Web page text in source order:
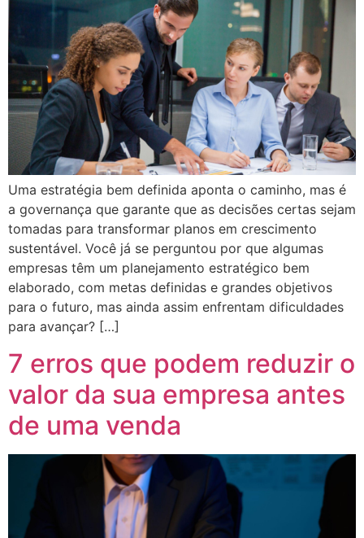
Uma estratégia bem definida aponta o caminho, mas é
a governança que garante que as decisões certas sejam
tomadas para transformar planos em crescimento
sustentável. Você já se perguntou por que algumas
empresas têm um planejamento estratégico bem
elaborado, com metas definidas e grandes objetivos
para o futuro, mas ainda assim enfrentam dificuldades
para avançar? […]
7 erros que podem reduzir o
valor da sua empresa antes
de uma venda